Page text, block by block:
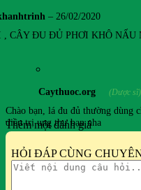
– 26/02/2020
, CÂY ĐU ĐỦ PHƠI KHÔ NẤU
Caythuoc.org (Dược sĩ)
Chào bạn, lá đu đủ thường dùng
điều trị ung thư bạn nha
Thêm một đánh giá
HỎI ĐÁP CÙNG